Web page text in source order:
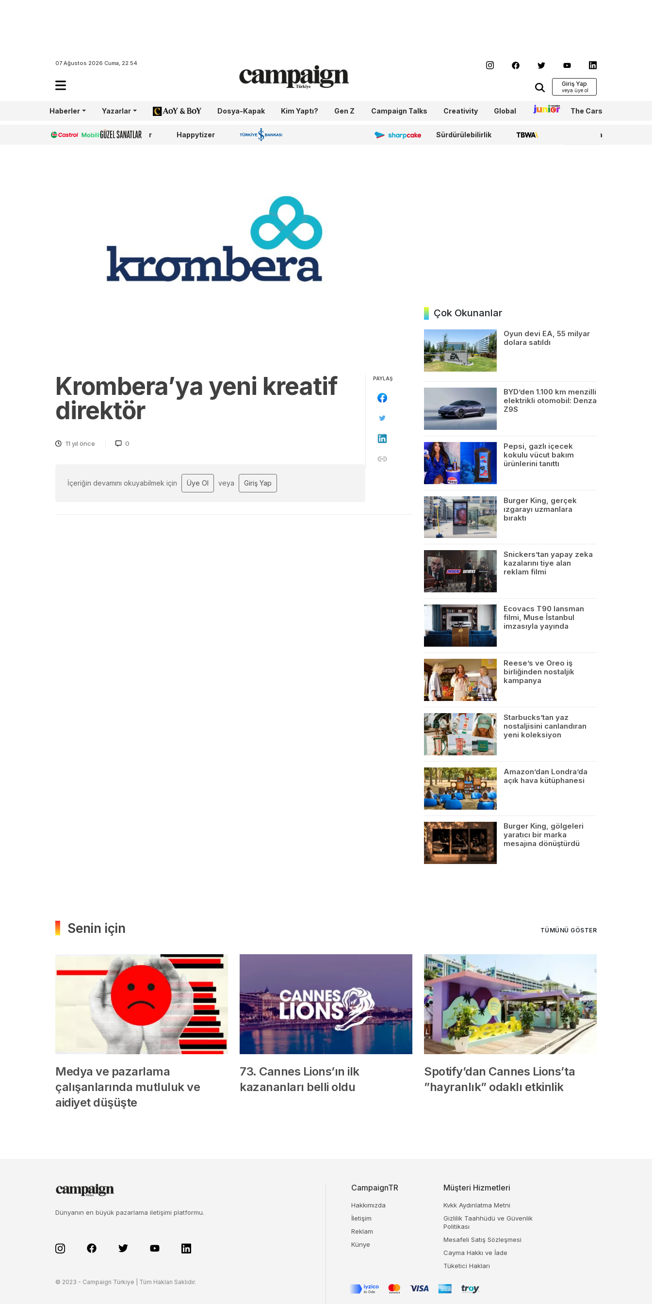
07 Ağustos 2026 Cuma, 22:54
Giriş Yap
Haberler Yazarlar AoY/BoY Dosya-Kapak Kim Yaptı? Gen Z Campaign Talks Creativity Global Junior The Cars
Castrol Güzel Sanatlar Happytizer İş Bankası 100.Yıl Sharpcake Sürdürülebilirlik TBWA WPP Media
Krombera’ya yeni kreatif
direktör
11 yıl önce 0
İçeriğin devamını okuyabilmek için Üye Ol veya Giriş Yap
PAYLAŞ
Çok Okunanlar
Oyun devi EA, 55 milyar
dolara satıldı
BYD’den 1.100 km menzilli
elektrikli otomobil: Denza
Z9S
Pepsi, gazlı içecek
kokulu vücut bakım
ürünlerini tanıttı
Burger King, gerçek
ızgarayı uzmanlara
bıraktı
Snickers’tan yapay zeka
kazalarını tiye alan
reklam filmi
Ecovacs T90 lansman
filmi, Muse İstanbul
imzasıyla yayında
Reese’s ve Oreo iş
birliğinden nostaljik
kampanya
Starbucks’tan yaz
nostaljisini canlandıran
yeni koleksiyon
Amazon’dan Londra’da
açık hava kütüphanesi
Burger King, gölgeleri
yaratıcı bir marka
mesajına dönüştürdü
Senin için TÜMÜNÜ GÖSTER
Medya ve pazarlama
çalışanlarında mutluluk ve
aidiyet düşüşte
73. Cannes Lions’ın ilk
kazananları belli oldu
Spotify’dan Cannes Lions’ta
”hayranlık” odaklı etkinlik
Dünyanın en büyük pazarlama iletişimi platformu.
© 2023 - Campaign Türkiye | Tüm Hakları Saklıdır.
CampaignTR
Hakkımızda
İletişim
Reklam
Künye
Müşteri Hizmetleri
Kvkk Aydınlatma Metni
Gizlilik Taahhüdü ve Güvenlik
Politikası
Mesafeli Satış Sözleşmesi
Cayma Hakkı ve İade
Tüketici Hakları